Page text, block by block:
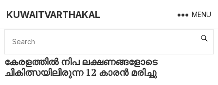
KUWAITVARTHAKAL MENU
Home Kerala കേരളത്തിൽ നിപ ലക്ഷണങ്ങളോടെ ചികിത്സയിലിരുന്ന 12 കാരൻ മരിച്ചു
കേരളത്തിൽ നിപ ലക്ഷണങ്ങളോടെ
ചികിത്സയിലിരുന്ന 12 കാരൻ മരിച്ചു